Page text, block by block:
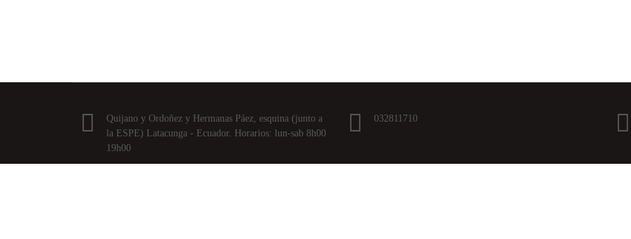
Quijano y Ordoñez y Hermanas Páez, esquina (junto a
la ESPE) Latacunga - Ecuador. Horarios: lun-sab 8h00
19h00
032811710